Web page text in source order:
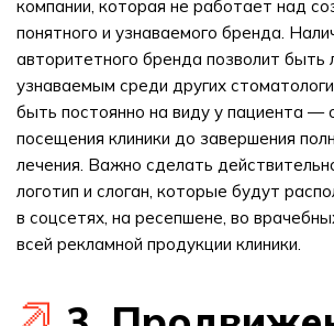
компании, которая не работает над
понятного и узнаваемого бренда.
авторитетного бренда позволит быть
узнаваемым среди других
быть постоянно на виду у пациента —
посещения клиники до завершения
лечения. Важно сделать
логотип и слоган, которые будут
в соцсетях, на ресепшене, во
всей рекламной продукции клиники.